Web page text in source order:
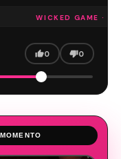
WICKED GAME ·
0 0